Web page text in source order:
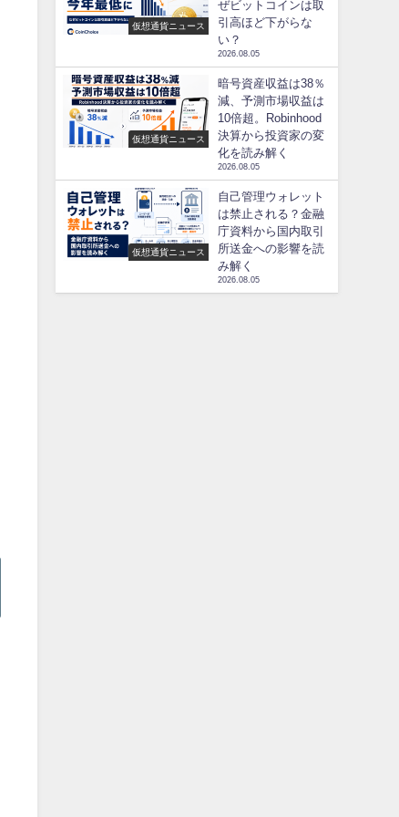
仮想通貨ニュース
ぜビットコインは取
引高ほど下がらな
い？
2026.08.05
仮想通貨ニュース
暗号資産収益は38％
減、予測市場収益は
10倍超。Robinhood
決算から投資家の変
化を読み解く
2026.08.05
仮想通貨ニュース
自己管理ウォレット
は禁止される？金融
庁資料から国内取引
所送金への影響を読
み解く
2026.08.05